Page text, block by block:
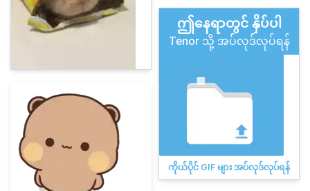
ဤနေရာတွင် နှိပ်ပါ
Tenor သို့ အပ်လုဒ်လုပ်ရန်
ကိုယ်ပိုင် GIF များ အပ်လုဒ်လုပ်ရန်